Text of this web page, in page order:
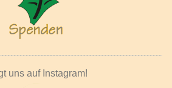
uns auf Instagram!